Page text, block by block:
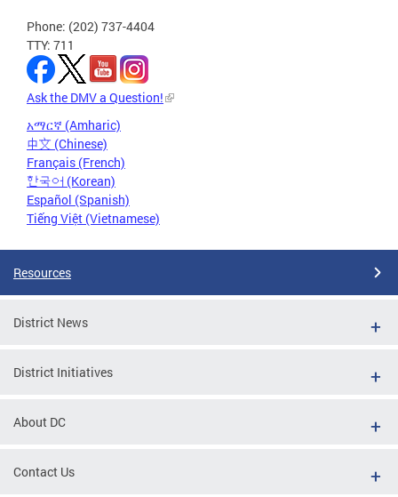
Phone: (202) 737-4404
TTY: 711
Ask the DMV a Question!
አማርኛ (Amharic)
中文 (Chinese)
Français (French)
한국어 (Korean)
Español (Spanish)
Tiếng Việt (Vietnamese)
Resources
District News
District Initiatives
About DC
Contact Us